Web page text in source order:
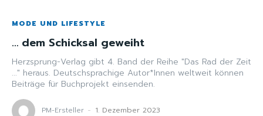
MODE UND LIFESTYLE
… dem Schicksal geweiht
Herzsprung-Verlag gibt 4. Band der Reihe "Das Rad der Zeit
..." heraus. Deutschsprachige Autor*Innen weltweit können
Beiträge für Buchprojekt einsenden.
PM-Ersteller - 1. Dezember 2023